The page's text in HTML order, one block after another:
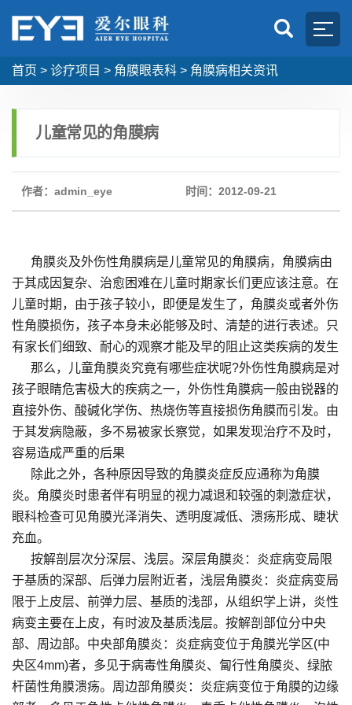
首页 > 诊疗项目 > 角膜眼表科 > 角膜病相关资讯
儿童常见的角膜病
作者：admin_eye 时间：2012-09-21
角膜炎及外伤性角膜病是儿童常见的角膜病，角膜病由
于其成因复杂、治愈困难在儿童时期家长们更应该注意。在
儿童时期，由于孩子较小，即便是发生了，角膜炎或者外伤
性角膜损伤，孩子本身未必能够及时、清楚的进行表述。只
有家长们细致、耐心的观察才能及早的阻止这类疾病的发生
那么，儿童角膜炎究竟有哪些症状呢?外伤性角膜病是对
孩子眼睛危害极大的疾病之一，外伤性角膜病一般由锐器的
直接外伤、酸碱化学伤、热烧伤等直接损伤角膜而引发。由
于其发病隐蔽，多不易被家长察觉，如果发现治疗不及时，
容易造成严重的后果
除此之外，各种原因导致的角膜炎症反应通称为角膜
炎。角膜炎时患者伴有明显的视力减退和较强的刺激症状，
眼科检查可见角膜光泽消失、透明度减低、溃疡形成、睫状
充血。
按解剖层次分深层、浅层。深层角膜炎：炎症病变局限
于基质的深部、后弹力层附近者，浅层角膜炎：炎症病变局
限于上皮层、前弹力层、基质的浅部，从组织学上讲，炎性
病变主要在上皮，有时波及基质浅层。按解剖部位分中央
部、周边部。中央部角膜炎：炎症病变位于角膜光学区(中
央区4mm)者，多见于病毒性角膜炎、匐行性角膜炎、绿脓
杆菌性角膜溃疡。周边部角膜炎：炎症病变位于角膜的边缘